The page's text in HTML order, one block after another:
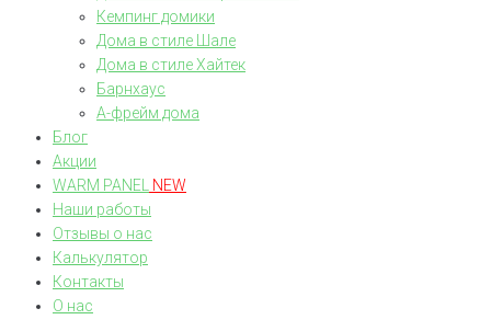
Кемпинг домики
Дома в стиле Шале
Дома в стиле Хайтек
Барнхаус
А-фрейм дома
Блог
Акции
WARM PANEL
NEW
Наши работы
Отзывы о нас
Калькулятор
Контакты
О нас